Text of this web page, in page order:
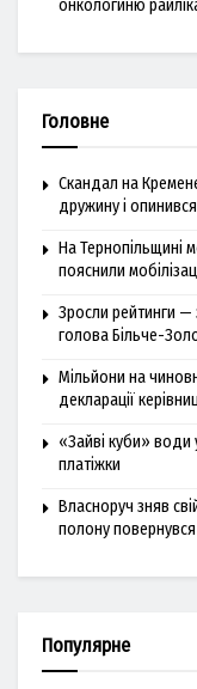
онкологиню
Головне
Скандал на
дружину і
На Тернопільщині
пояснили
Зросли рейтинги —
голова Більче-
Мільйони на
декларації
«Зайві куби» води
платіжки
Власноруч зняв
полону
Популярне